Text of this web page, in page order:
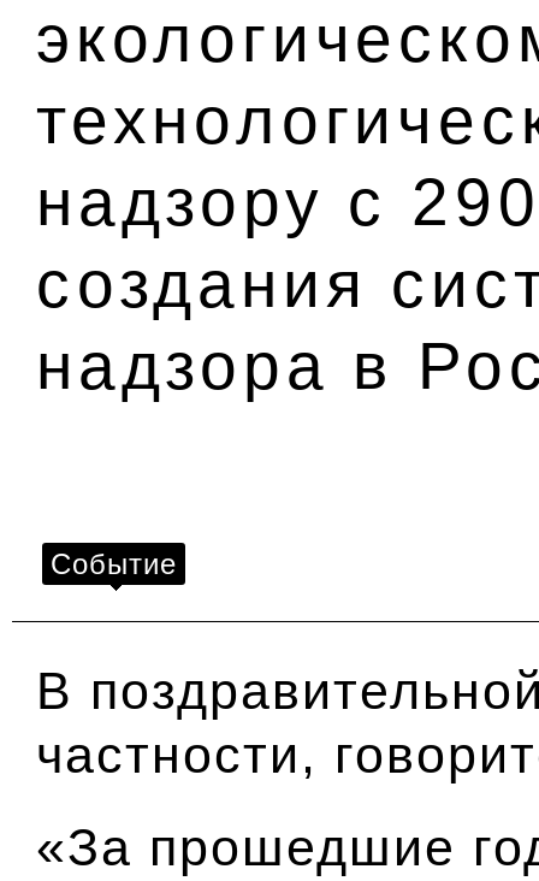
надзору с
создания
надзора в
Событие
В
частности,
«За прошедшие